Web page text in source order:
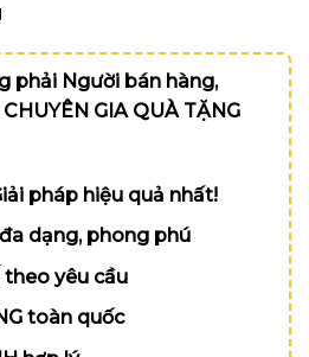
phải Người bán hàng,
GIA QUÀ TẶNG
pháp hiệu quả nhất!
dạng, phong phú
theo yêu cầu
toàn quốc